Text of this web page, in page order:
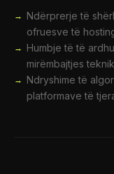
Ndërprerje të
ofruesve të
Humbje të të
mirëmbajtjes
Ndryshime të
platformave të